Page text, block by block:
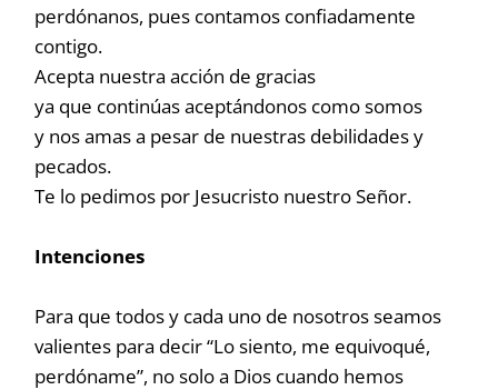
perdónanos, pues contamos confiadamente
contigo.
Acepta nuestra acción de gracias
ya que continúas aceptándonos como somos
y nos amas a pesar de nuestras debilidades y
pecados.
Te lo pedimos por Jesucristo nuestro Señor.
Intenciones
Para que todos y cada uno de nosotros seamos
valientes para decir “Lo siento, me equivoqué,
perdóname”, no solo a Dios cuando hemos